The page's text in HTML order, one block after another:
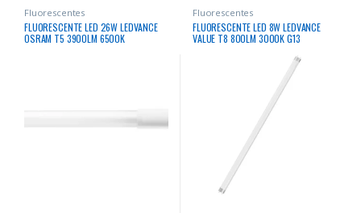
Fluorescentes
FLUORESCENTE LED 26W LEDVANCE
OSRAM T5 3900LM 6500K
Fluorescentes
FLUORESCENTE LED 8W LEDVANCE
VALUE T8 800LM 3000K G13